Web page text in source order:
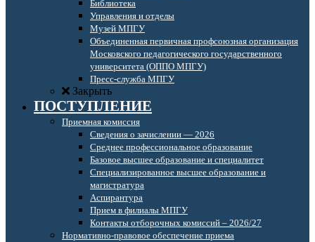
Библиотека
Управления и отделы
Музей МПГУ
Объединенная первичная профсоюзная организация
Московского педагогического государственного
университета (ОППО МПГУ)
Пресс-служба МПГУ
Закрыть
ПОСТУПЛЕНИЕ
Приемная комиссия
Сведения о зачислении — 2026
Среднее профессиональное образование
Базовое высшее образование и специалитет
Специализированное высшее образование и
магистратура
Аспирантура
Прием в филиалы МПГУ
Контакты отборочных комиссий – 2026/27
Нормативно-правовое обеспечение приема